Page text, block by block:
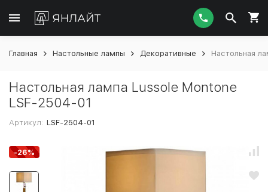
Главная Настольные лампы Декоративные Настольная
Настольная лампа Lussole Montone
LSF-2504-01
Артикул: LSF-2504-01
-26%